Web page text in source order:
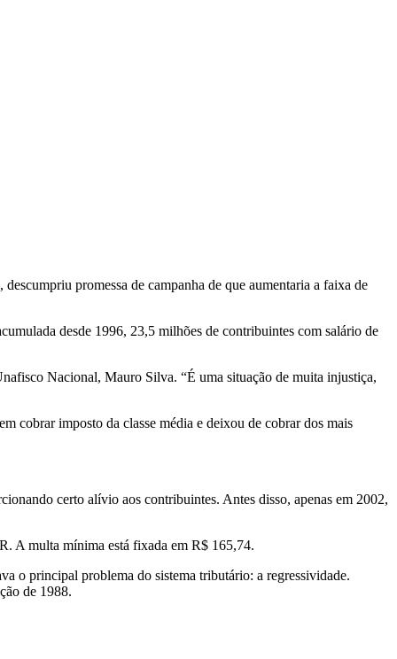
promessa de campanha de que aumentaria a faixa de
desde 1996, 23,5 milhões de contribuintes com salário de
Nacional, Mauro Silva. “É uma situação de muita injustiça,
cobrar imposto da classe média e deixou de cobrar dos mais
certo alívio aos contribuintes. Antes disso, apenas em 2002,
A multa mínima está fixada em R$ 165,74.
o principal problema do sistema tributário: a regressividade.
de 1988.